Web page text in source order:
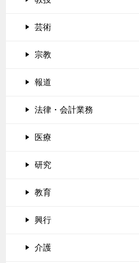
芸術
宗教
報道
法律・会計業務
医療
研究
教育
興行
介護